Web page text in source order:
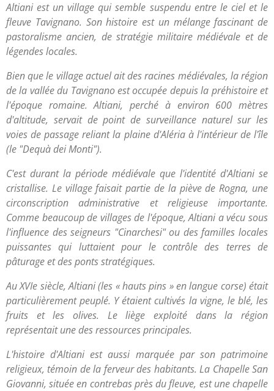
Altiani est un village qui semble suspendu entre le ciel et le
fleuve Tavignano. Son histoire est un mélange fascinant de
pastoralisme ancien, de stratégie militaire médiévale et de
légendes locales.
Bien que le village actuel ait des racines médiévales, la région
de la vallée du Tavignano est occupée depuis la préhistoire et
l'époque romaine. Altiani, perché à environ 600 mètres
d'altitude, servait de point de surveillance naturel sur les
voies de passage reliant la plaine d'Aléria à l'intérieur de l'île
(le "Dequà dei Monti").
C'est durant la période médiévale que l'identité d'Altiani se
cristallise. Le village faisait partie de la piève de Rogna, une
circonscription administrative et religieuse importante.
Comme beaucoup de villages de l'époque, Altiani a vécu sous
l'influence des seigneurs "Cinarchesi" ou des familles locales
puissantes qui luttaient pour le contrôle des terres de
pâturage et des ponts stratégiques.
Au XVIe siècle, Altiani (les « hauts pins » en langue corse) était
particulièrement peuplé. Y étaient cultivés la vigne, le blé, les
fruits et les olives. Le liège exploité dans la région
représentait une des ressources principales.
L'histoire d'Altiani est aussi marquée par son patrimoine
religieux, témoin de la ferveur des habitants. La Chapelle San
Giovanni, située en contrebas près du fleuve, est une chapelle